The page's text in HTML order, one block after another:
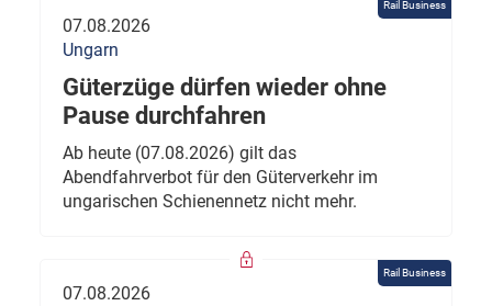
Rail Business
07.08.2026
Ungarn
Güterzüge dürfen wieder ohne
Pause durchfahren
Ab heute (07.08.2026) gilt das
Abendfahrverbot für den Güterverkehr im
ungarischen Schienennetz nicht mehr.
Rail Business
07.08.2026